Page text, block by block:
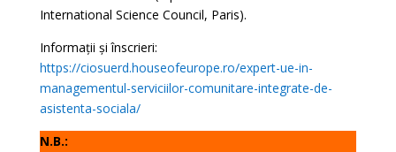
International Science Council, Paris).
Informații și înscrieri:
https://ciosuerd.houseofeurope.ro/expert-ue-in-
managementul-serviciilor-comunitare-integrate-de-
asistenta-sociala/
N.B.: